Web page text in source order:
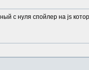
нуля спойлер на js